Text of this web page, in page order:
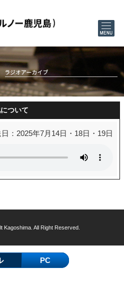
ついて
日：2025年7月14日・18日・19日
Kagoshima. All Right Reserved.
PC